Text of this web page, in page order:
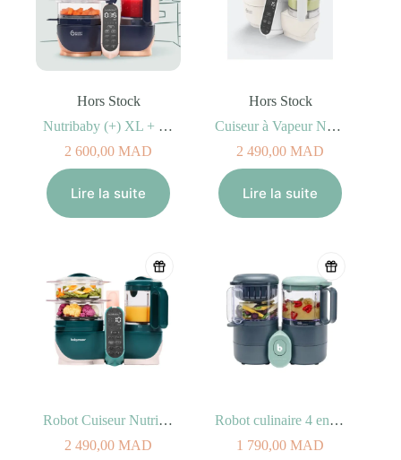
Hors Stock
Nutribaby (+) XL + Livret Recettes – Babymoov
2 600,00 MAD
Lire la suite
Hors Stock
Cuiseur à Vapeur Nutribaby(+) Mineral Beige
2 490,00 MAD
Lire la suite
Robot Cuiseur Nutribaby(+) Opal Green
2 490,00 MAD
Robot culinaire 4 en 1 Nutribaby One
1 790,00 MAD